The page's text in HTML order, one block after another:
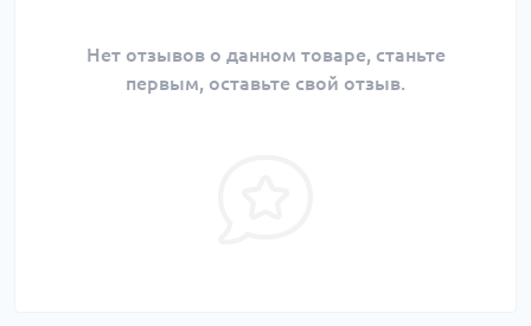
Нет отзывов о данном товаре, станьте
первым, оставьте свой отзыв.